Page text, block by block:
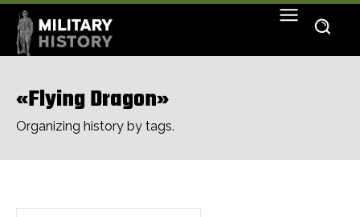
«Flying Dragon»
Organizing history by tags.